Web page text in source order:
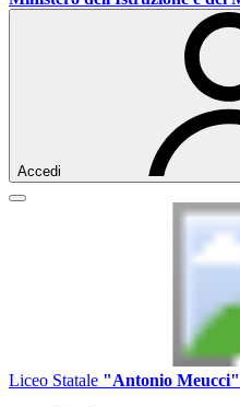
Accedi
Liceo Statale "Antonio Meucci"